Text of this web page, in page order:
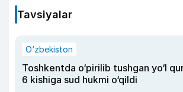
Tavsiyalar
O‘zbekiston
Toshkentda o‘pirilib tushgan yo‘l
6 kishiga sud hukmi o‘qildi